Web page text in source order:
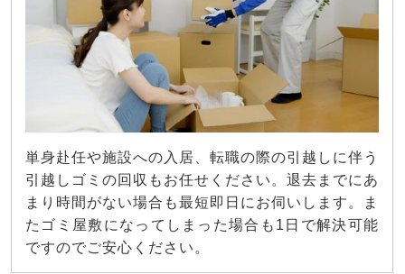
単身赴任や施設への入居、転職の際の引越しに伴う
引越しゴミの回収もお任せください。退去までにあ
まり時間がない場合も最短即日にお伺いします。ま
たゴミ屋敷になってしまった場合も1日で解決可能
ですのでご安心ください。